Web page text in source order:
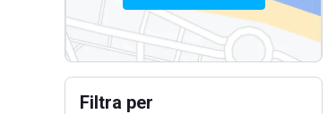
Filtra per